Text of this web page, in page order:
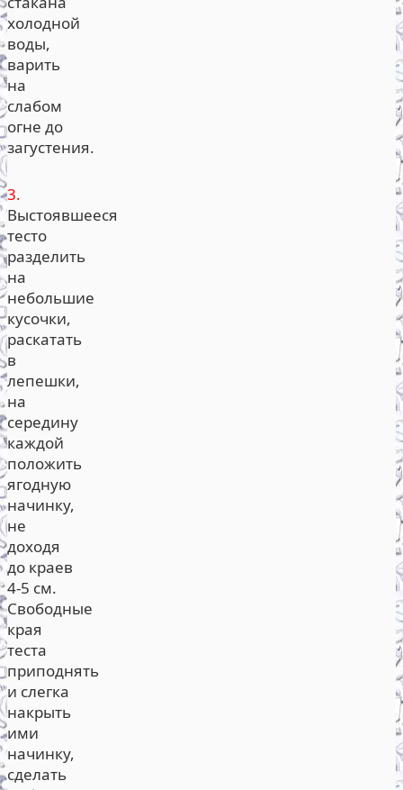
холодной
воды,
варить
на
слабом
огне до
загустения.
3.
Выстоявшееся
тесто
разделить
на
небольшие
кусочки,
раскатать
в
лепешки,
на
середину
каждой
положить
ягодную
начинку,
не
доходя
до краев
4-5 см.
Свободные
края
теста
приподнять
и слегка
накрыть
ими
начинку,
сделать